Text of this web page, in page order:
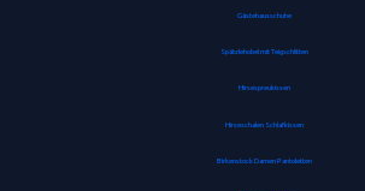
Gästehausschuhe
Spätzlehobel mit Teigschlitten
Hirsespreukissen
Hirseschalen Schlafkissen
Birkenstock Damen Pantoletten